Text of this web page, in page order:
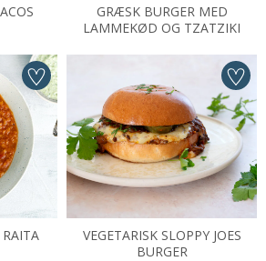
GRÆSK BURGER MED
LAMMEKØD OG TZATZIKI
VEGETARISK SLOPPY JOES
BURGER